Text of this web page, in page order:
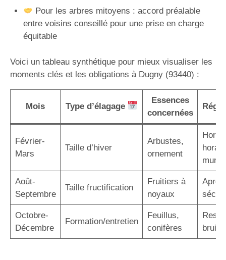
Pour les arbres mitoyens : accord préalable
entre voisins conseillé pour une prise en charge
équitable
Voici un tableau synthétique pour mieux visualiser les
moments clés et les obligations à Dugny (93440) :
Mois Type d’élagage
Essences
concernées
Février-
Mars
Taille d’hiver
Arbustes,
ornement
Hors
Août-
Septembre
Taille fructification
Fruitiers à
noyaux
Octobre-
Décembre
Formation/entretien
Feuillus,
conifères
bruit/